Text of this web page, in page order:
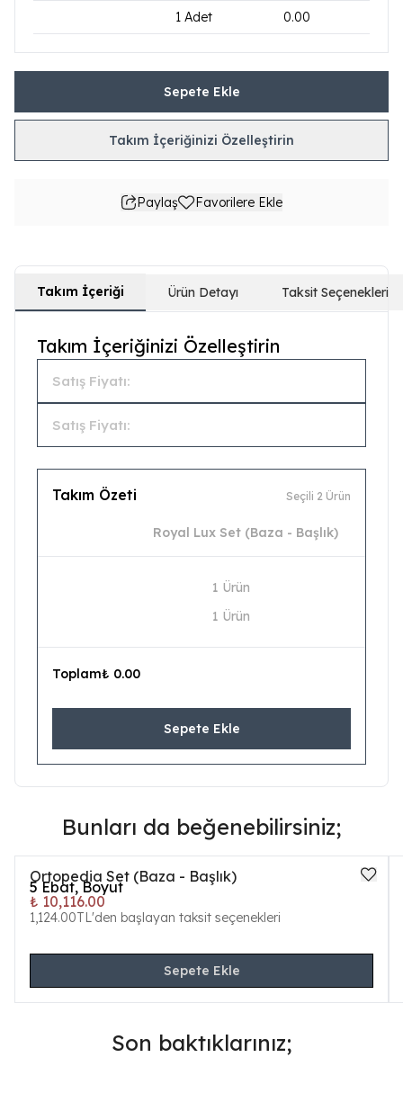
1 Adet 0.00
Sepete Ekle
Takım İçeriğinizi Özelleştirin
Paylaş Favorilere Ekle
Takım İçeriği Ürün Detayı Taksit Seçenekleri
Takım İçeriğinizi Özelleştirin
Satış Fiyatı:
Satış Fiyatı:
Takım Özeti Seçili 2 Ürün
Royal Lux Set (Baza - Başlık)
1 Ürün
1 Ürün
Toplam₺ 0.00
Sepete Ekle
Bunları da beğenebilirsiniz;
Ortopedia Set (Baza - Başlık)
5 Ebat, Boyut
₺ 10,116.00
1,124.00TL'den başlayan taksit seçenekleri
Sepete Ekle
Son baktıklarınız;